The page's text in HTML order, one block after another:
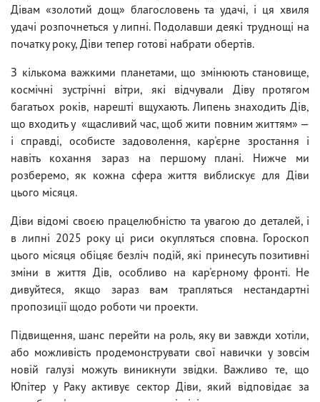
Дівам «золотий дощ» благословень та удачі, і ця хвиля
удачі розпочнеться у липні. Подолавши деякі труднощі на
початку року, Діви тепер готові набрати обертів.
З кількома важкими планетами, що змінюють становище,
космічні зустрічні вітри, які відчували Діву протягом
багатьох років, нарешті вщухають. Липень знаходить Дів,
що входить у «щасливий час, щоб жити повним життям» —
і справді, особисте задоволення, кар'єрне зростання і
навіть кохання зараз на першому плані. Нижче ми
розберемо, як кожна сфера життя виблискує для Діви
цього місяця.
Діви відомі своєю працелюбністю та увагою до деталей, і
в липні 2025 року ці риси окупляться сповна. Гороскоп
цього місяця обіцяє безліч подій, які принесуть позитивні
зміни в життя Дів, особливо на кар'єрному фронті. Не
дивуйтеся, якщо зараз вам трапляться нестандартні
пропозиції щодо роботи чи проекти.
Підвищення, шанс перейти на роль, яку ви завжди хотіли,
або можливість продемонструвати свої навички у зовсім
новій галузі можуть виникнути звідки. Важливо те, що
Юпітер у Раку активує сектор Діви, який відповідає за